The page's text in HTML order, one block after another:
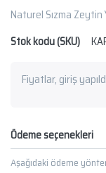
Naturel Sızma Zeytin
Stok kodu (SKU)
Fiyatlar, giriş
Ödeme seçenekleri
Aşağıdaki ödeme